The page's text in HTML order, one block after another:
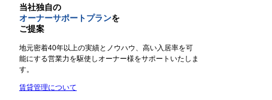
当社独自の
オーナーサポートプランを
ご提案
地元密着40年以上の実績とノウハウ、高い入居率を可
能にする営業力を駆使しオーナー様をサポートいたしま
す。
賃貸管理について